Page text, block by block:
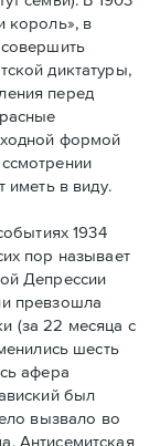
король», в
диктатуры,
перед
формой
иметь в виду.
1934
пор называет
Депрессии
превзошла
(за 22 месяца с
шесть
афера
был
вызвало во
Антисемитская